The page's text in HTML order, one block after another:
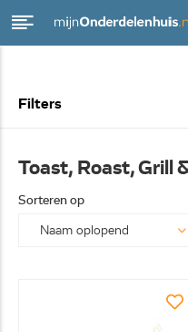
Filters
Toast, Roast, Grill
Sorteren op